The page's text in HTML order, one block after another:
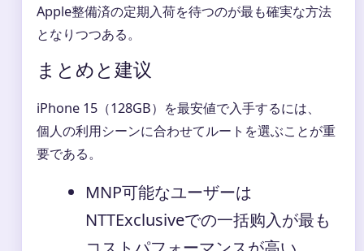
Apple整備済の定期入荷を待つのが最も確実な方法
となりつつある。
まとめと建议
iPhone 15（128GB）を最安値で入手するには、
個人の利用シーンに合わせてルートを選ぶことが重
要である。
MNP可能なユーザーは
NTTExclusiveでの一括购入が最も